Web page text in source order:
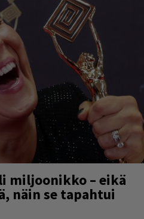
miljoonikko – eikä
näin se tapahtui